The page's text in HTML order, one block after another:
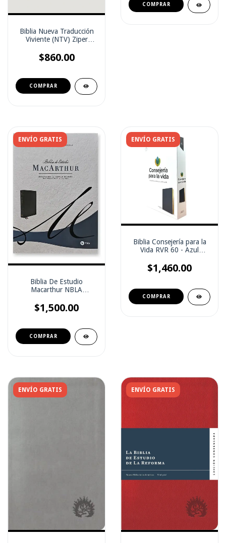
Biblia Nueva Traducción
Viviente (NTV) Ziper
$860.00
ENVÍO GRATIS
Biblia De Estudio
Macarthur NBLA
$1,500.00
ENVÍO GRATIS
Biblia Consejería para la
Vida RVR 60 - Azul
$1,460.00
ENVÍO GRATIS ENVÍO GRATIS